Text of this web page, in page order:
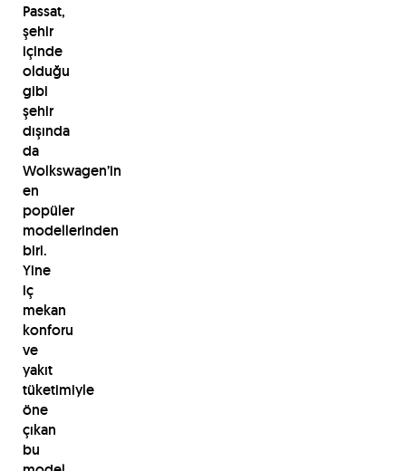
Passat,
şehir
içinde
olduğu
gibi
şehir
dışında
da
Wolkswagen’in
en
popüler
modellerinden
biri.
Yine
iç
mekan
konforu
ve
yakıt
tüketimiyle
öne
çıkan
bu